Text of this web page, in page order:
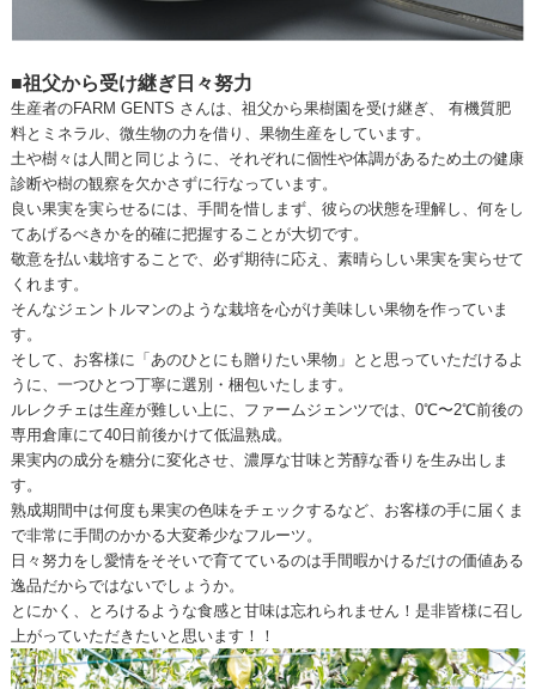
■祖父から受け継ぎ日々努力
生産者のFARM GENTS さんは、祖父から果樹園を受け継ぎ、 有機質肥
料とミネラル、微生物の力を借り、果物生産をしています。
土や樹々は人間と同じように、それぞれに個性や体調があるため土の健康
診断や樹の観察を欠かさずに行なっています。
良い果実を実らせるには、手間を惜しまず、彼らの状態を理解し、何をし
てあげるべきかを的確に把握することが大切です。
敬意を払い栽培することで、必ず期待に応え、素晴らしい果実を実らせて
くれます。
そんなジェントルマンのような栽培を心がけ美味しい果物を作っていま
す。
そして、お客様に「あのひとにも贈りたい果物」とと思っていただけるよ
うに、一つひとつ丁寧に選別・梱包いたします。
ルレクチェは生産が難しい上に、ファームジェンツでは、0℃〜2℃前後の
専用倉庫にて40日前後かけて低温熟成。
果実内の成分を糖分に変化させ、濃厚な甘味と芳醇な香りを生み出しま
す。
熟成期間中は何度も果実の色味をチェックするなど、お客様の手に届くま
で非常に手間のかかる大変希少なフルーツ。
日々努力をし愛情をそそいで育てているのは手間暇かけるだけの価値ある
逸品だからではないでしょうか。
とにかく、とろけるような食感と甘味は忘れられません！是非皆様に召し
上がっていただきたいと思います！！